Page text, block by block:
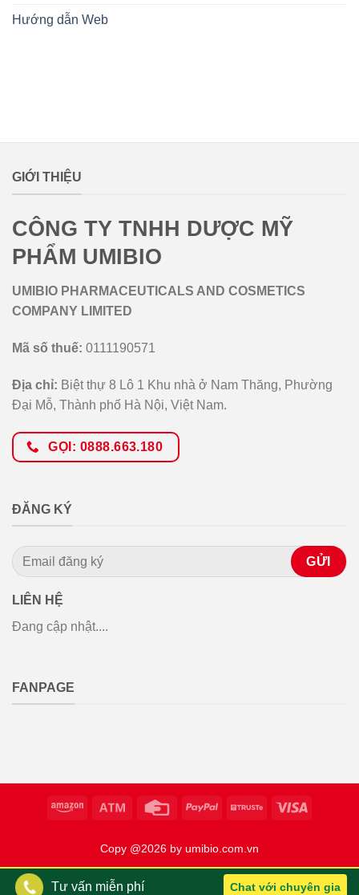
Hướng dẫn Web
GIỚI THIỆU
CÔNG TY TNHH DƯỢC MỸ
PHẨM UMIBIO
UMIBIO PHARMACEUTICALS AND COSMETICS
COMPANY LIMITED
Mã số thuế: 0111190571
Địa chỉ: Biệt thự 8 Lô 1 Khu nhà ở Nam Thăng, Phường
Đại Mỗ, Thành phố Hà Nội, Việt Nam.
GỌI: 0888.663.180
ĐĂNG KÝ
LIÊN HỆ
Đang cập nhật....
FANPAGE
Copy @2026 by umibio.com.vn
Tư vấn miễn phí Chat với chuyên gia